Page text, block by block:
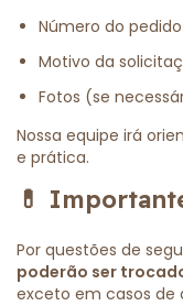
Número do pedido
Motivo da
Fotos (se
Nossa equipe irá
e prática.
💊
Por questões de
poderão ser
exceto em casos de